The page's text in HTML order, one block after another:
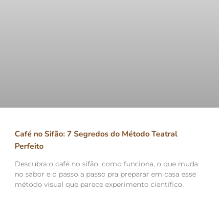
Café no Sifão: 7 Segredos do Método Teatral
Perfeito
Descubra o café no sifão: como funciona, o que muda
no sabor e o passo a passo pra preparar em casa esse
método visual que parece experimento científico.